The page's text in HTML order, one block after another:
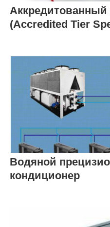
Аккредитованный
(Accredited Tier
Водяной
кондиционер